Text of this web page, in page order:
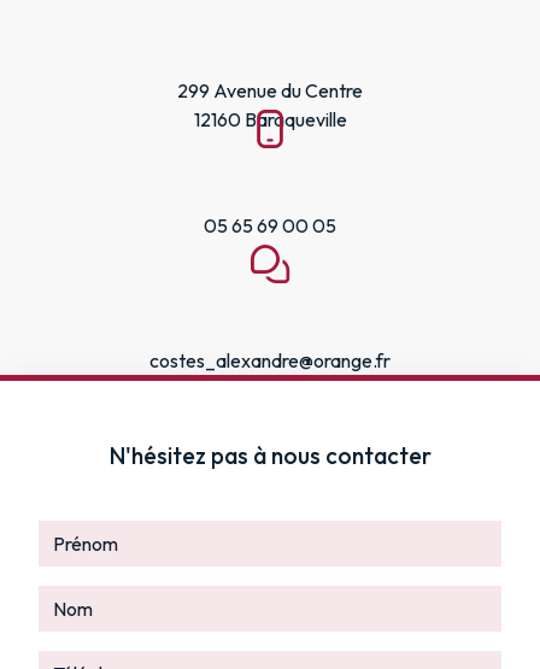
299 Avenue du Centre
12160 Baraqueville
05 65 69 00 05
costes_alexandre@orange.fr
N'hésitez pas à nous contacter